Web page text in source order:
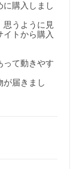
に購入しまし
思うように見
イトから購入
って動きやす
が届きまし